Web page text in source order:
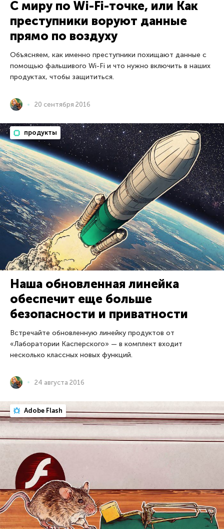
С миру по Wi-Fi-точке, или Как
преступники воруют данные
прямо по воздуху
Объясняем, как именно преступники похищают данные с
помощью фальшивого Wi-Fi и что нужно включить в наших
продуктах, чтобы защититься.
20 сентября 2016
продукты
Наша обновленная линейка
обеспечит еще больше
безопасности и приватности
Встречайте обновленную линейку продуктов от
«Лаборатории Касперского» — в комплект входит
несколько классных новых функций.
24 августа 2016
Adobe Flash